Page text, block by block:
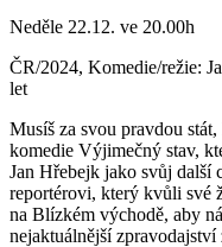
Neděle 22.12. ve 20.00h
ČR/2024, Komedie/režie:
let
Musíš za svou pravdou
komedie Výjimečný stav,
Jan Hřebejk jako svůj další
reportérovi, který kvůli své
na Blízkém východě, aby
nejaktuálnější